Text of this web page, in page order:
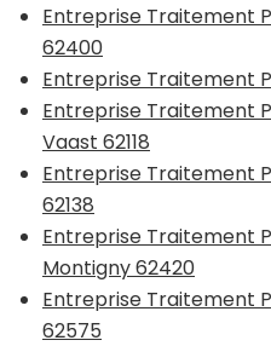
Entreprise Traitement
62400
Entreprise Traitement
Entreprise Traitement
Vaast 62118
Entreprise Traitement
62138
Entreprise Traitement
Montigny 62420
Entreprise Traitement
62575